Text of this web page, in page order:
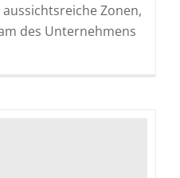
Zonen,
des Unternehmens